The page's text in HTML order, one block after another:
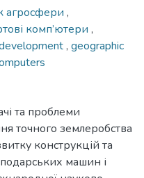
агросфери ,
комп’ютери ,
, geographic
та проблеми
точного землеробства
конструкцій та
машин і